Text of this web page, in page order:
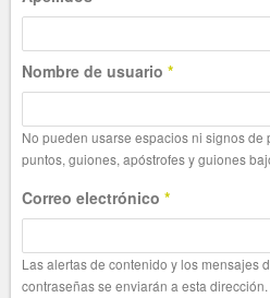
Nombre de usuario *
No pueden usarse espacios ni signos de
puntos, guiones, apóstrofes y guiones
Correo electrónico *
Las alertas de contenido y los mensajes
contraseñas se enviarán a esta dirección.